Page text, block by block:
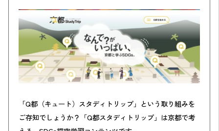
「Q都（キュート）スタディトリップ」という取り組みを
ご存知でしょうか？「Q都スタディトリップ」は京都で考